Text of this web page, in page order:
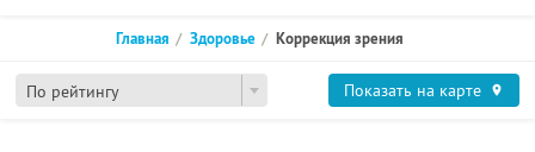
По рейтингу
Главная Здоровье Коррекция зрения
Показать на карте